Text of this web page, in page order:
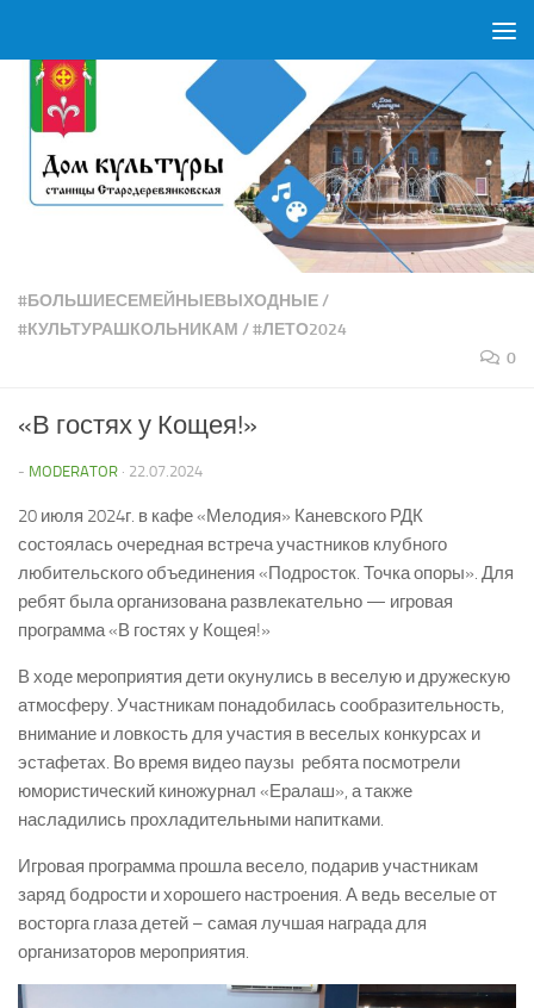
#БОЛЬШИЕСЕМЕЙНЫЕВЫХОДНЫЕ/
#КУЛЬТУРАШКОЛЬНИКАМ /#ЛЕТО2024
0
«В гостях у Кощея!»
- MODERATOR · 22.07.2024
20 июля 2024г. в кафе «Мелодия» Каневского РДК
состоялась очередная встреча участников клубного
любительского объединения «Подросток. Точка опоры». Для
ребят была организована развлекательно — игровая
программа «В гостях у Кощея!»
В ходе мероприятия дети окунулись в веселую и дружескую
атмосферу. Участникам понадобилась сообразительность,
внимание и ловкость для участия в веселых конкурсах и
эстафетах. Во время видео паузы ребята посмотрели
юмористический киножурнал «Ералаш», а также
насладились прохладительными напитками.
Игровая программа прошла весело, подарив участникам
заряд бодрости и хорошего настроения. А ведь веселые от
восторга глаза детей – самая лучшая награда для
организаторов мероприятия.